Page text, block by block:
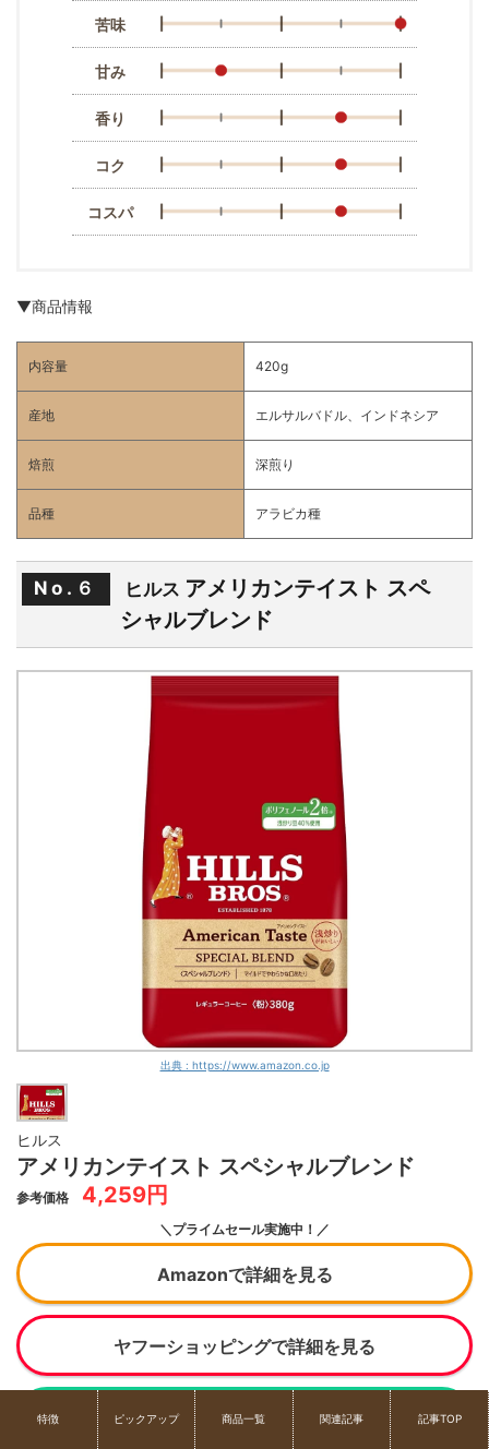
苦味
甘み
香り
コク
コスパ
▼商品情報
内容量 420g
産地 エルサルバドル、インドネシア
焙煎 深煎り
品種 アラビカ種
No.６ ヒルス アメリカンテイスト スペ
シャルブレンド
出典 : https://www.amazon.co.jp
ヒルス
アメリカンテイスト スペシャルブレンド
参考価格 4,259円
＼プライムセール実施中！／
Amazonで詳細を見る
ヤフーショッピングで詳細を見る
楽天で詳細を見る
特徴 ピックアップ 商品一覧 関連記事 記事TOP